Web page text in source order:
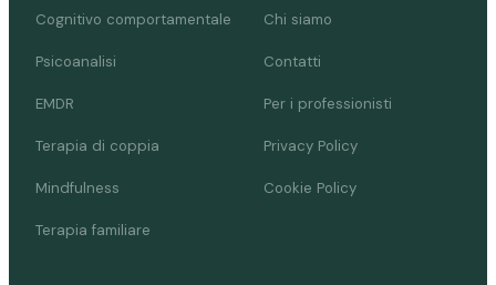
Cognitivo comportamentale
Psicoanalisi
EMDR
Terapia di coppia
Mindfulness
Terapia familiare
Chi siamo
Contatti
Per i professionisti
Privacy Policy
Cookie Policy